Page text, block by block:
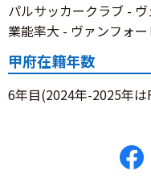
パルサッカークラブ -
業能率大 - ヴァンフォ
甲府在籍年数
6年目(2024年-2025年